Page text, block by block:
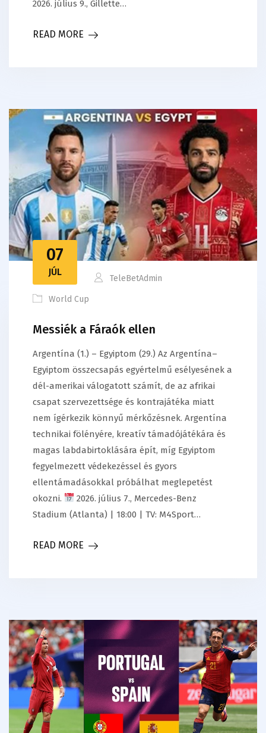
2026. július 9., Gillette…
READ MORE
07
JÚL
TeleBetAdmin
World Cup
Messiék a Fáraók ellen
Argentína (1.) – Egyiptom (29.) Az Argentína–
Egyiptom összecsapás egyértelmű esélyesének a
dél-amerikai válogatott számít, de az afrikai
csapat szervezettsége és kontrajátéka miatt
nem ígérkezik könnyű mérkőzésnek. Argentína
technikai fölényére, kreatív támadójátékára és
magas labdabirtoklására épít, míg Egyiptom
fegyelmezett védekezéssel és gyors
ellentámadásokkal próbálhat meglepetést
okozni.
2026. július 7., Mercedes-Benz
Stadium (Atlanta) | 18:00 | TV: M4Sport…
READ MORE